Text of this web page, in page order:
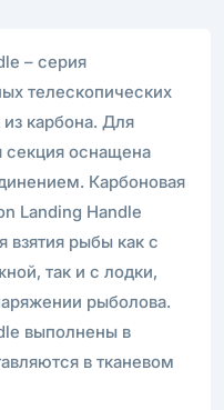
– серия
телескопических
карбона. Для
секция оснащена
Карбоновая
Landing Handle
взятия рыбы как с
так и с лодки,
рыболова.
выполнены в
в тканевом